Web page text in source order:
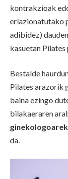
kontrakzioak
erlazionatutako
adibidez)
kasuetan
Bestalde
Pilates arazorik
baina ezingo
bilakaeraren
da.